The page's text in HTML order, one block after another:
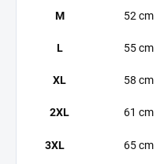
M 52 cm
L 55 cm
XL 58 cm
2XL 61 cm
3XL 65 cm